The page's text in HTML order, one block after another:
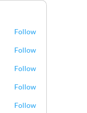
Follow
Follow
Follow
Follow
Follow